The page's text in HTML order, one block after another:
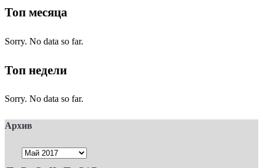
Топ месяца
Sorry. No data so far.
Топ недели
Sorry. No data so far.
Архив